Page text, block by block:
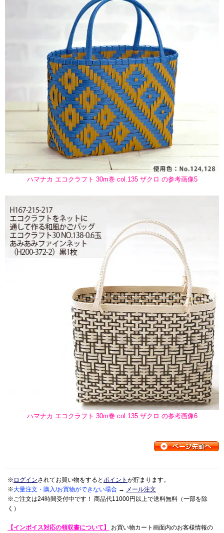
ハマナカ エコクラフト 30m巻 col.135 ザクロ の参考画像5
ハマナカ エコクラフト 30m巻 col.135 ザクロ の参考画像6
※ ログインされてお買い物をするとポイント が貯まります。
※大量注文・購入/お買物ができない場合 → メール注文
※ご注文は24時間受付中です！ 商品代11000円以上で送料無料（一部を除
く）
【インボイス対応の領収書について】
お買い物カート画面内のお客様情報の